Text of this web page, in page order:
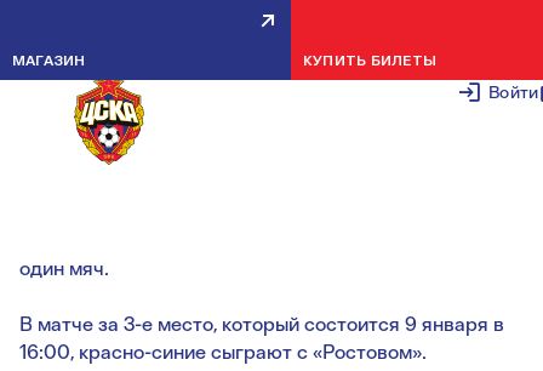
Войти
МАГАЗИН КУПИТЬ БИЛЕТЫ
ПФК ЦСКА СЫГРАЕТ С
РОСТОВОМ В МАТЧЕ ЗА
один мяч.
В матче за 3-е место, который состоится 9 января в
16:00, красно-синие сыграют с «Ростовом».